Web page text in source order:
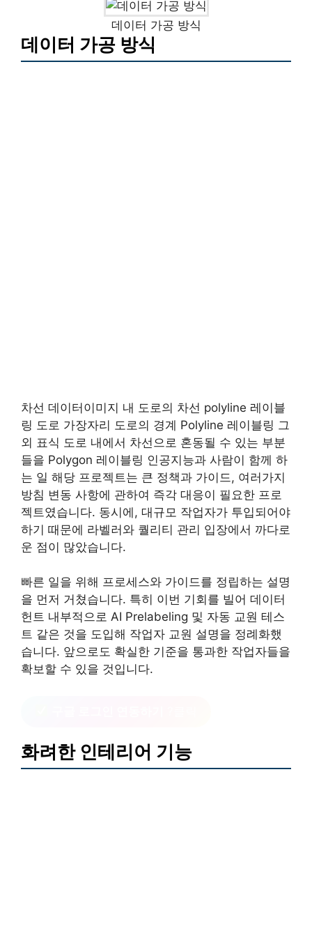
데이터 가공 방식
데이터 가공 방식
차선 데이터이미지 내 도로의 차선 polyline 레이블
링 도로 가장자리 도로의 경계 Polyline 레이블링 그
외 표식 도로 내에서 차선으로 혼동될 수 있는 부분
들을 Polygon 레이블링 인공지능과 사람이 함께 하
는 일 해당 프로젝트는 큰 정책과 가이드, 여러가지
방침 변동 사항에 관하여 즉각 대응이 필요한 프로
젝트였습니다. 동시에, 대규모 작업자가 투입되어야
하기 때문에 라벨러와 퀄리티 관리 입장에서 까다로
운 점이 많았습니다.
빠른 일을 위해 프로세스와 가이드를 정립하는 설명
을 먼저 거쳤습니다. 특히 이번 기회를 빌어 데이터
헌트 내부적으로 AI Prelabeling 및 자동 교원 테스
트 같은 것을 도입해 작업자 교원 설명을 정례화했
습니다. 앞으로도 확실한 기준을 통과한 작업자들을
확보할 수 있을 것입니다.
화려한 인테리어 기능